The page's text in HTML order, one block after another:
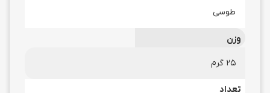
طوسی
وزن
25 گرم
تعداد